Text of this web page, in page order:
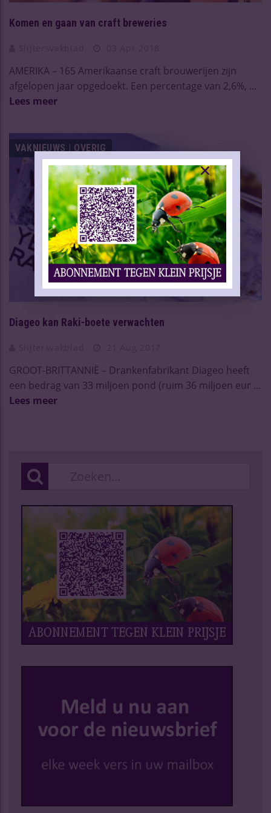
Komen en gaan van craft breweries
AMERIKA – 165 Amerikaanse craft brouwerijen zijn
afgelopen jaar opgedoekt. Een percentage van 2,6%, ...
Lees meer
VAKNIEUWS | OVERIG
Diageo kan Raki-boete verwachten
GROOT-BRITTANNIË – Drankenfabrikant Diageo heeft
een bedrag van 33 miljoen pond (ruim 36 miljoen eur ...
Lees meer